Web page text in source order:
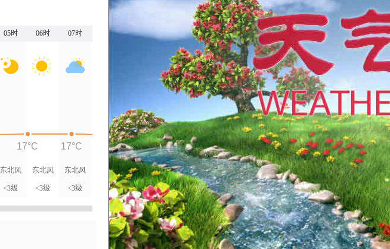
05时 06时 07时
东北风
<3级
东北风
<3级
东北风
<3级
17°C 17°C 17°C
18°C
19°C